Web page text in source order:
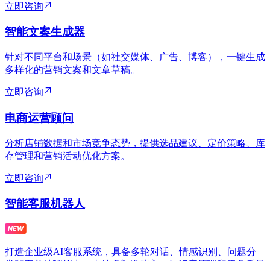
立即咨询
智能文案生成器
针对不同平台和场景（如社交媒体、广告、博客），一键生成
多样化的营销文案和文章草稿。
立即咨询
电商运营顾问
分析店铺数据和市场竞争态势，提供选品建议、定价策略、库
存管理和营销活动优化方案。
立即咨询
智能客服机器人
打造企业级AI客服系统，具备多轮对话、情感识别、问题分